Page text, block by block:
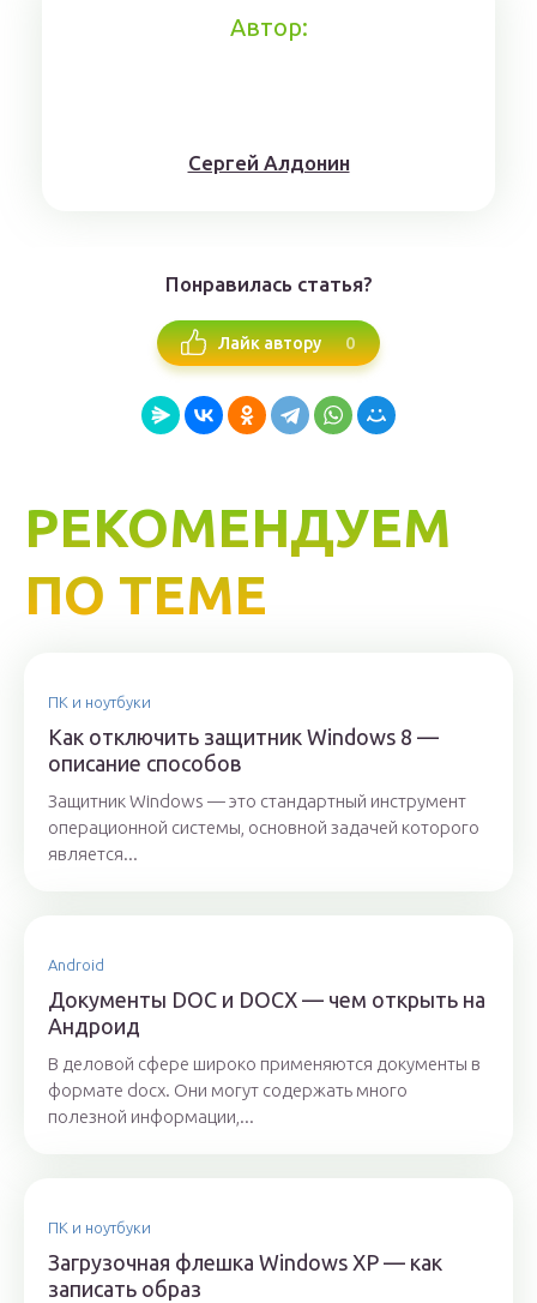
Автор:
Сергей Алдонин
Понравилась статья?
Лайк автору 0
РЕКОМЕНДУЕМ
ПО ТЕМЕ
ПК и ноутбуки
Как отключить защитник Windows 8 —
описание способов
Защитник Windows — это стандартный инструмент
операционной системы, основной задачей которого
является...
Android
Документы DOC и DOCX — чем открыть на
Андроид
В деловой сфере широко применяются документы в
формате docx. Они могут содержать много
полезной информации,...
ПК и ноутбуки
Загрузочная флешка Windows XP — как
записать образ